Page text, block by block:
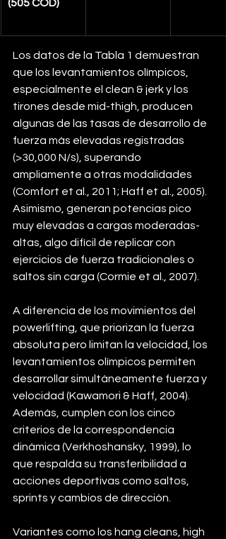
(505 COD)
Los datos de la Tabla 1 demuestran
que los levantamientos olímpicos,
especialmente el clean & jerk y los
tirones desde mid-thigh, producen
algunas de las tasas de desarrollo de
fuerza más elevadas registradas
(>30,000 N/s), superando
ampliamente a otras modalidades
(Comfort et al., 2011; Haff et al., 2005).
Asimismo, generan potencias pico
muy elevadas a cargas moderadas-
altas, algo difícil de replicar con
ejercicios de fuerza tradicionales o
saltos sin carga (Cormie et al., 2007).
A diferencia de los movimientos del
powerlifting, que priorizan la fuerza
absoluta pero limitan la velocidad, los
levantamientos olímpicos permiten
desarrollar simultáneamente fuerza y
velocidad (Kawamori & Haff, 2004).
Además, cumplen con los cinco
criterios de la correspondencia
dinámica (Verkhoshansky, 1999), lo
que respalda su transferibilidad a
acciones deportivas como saltos,
sprints y cambios de dirección.
Variantes como los hang cleans, high